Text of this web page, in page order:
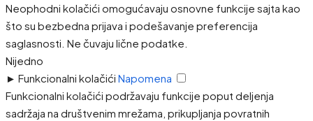
Neophodni kolačići omogućavaju osnovne funkcije sajta kao
što su bezbedna prijava i podešavanje preferencija
saglasnosti. Ne čuvaju lične podatke.
Nijedno
► Funkcionalni kolačići Napomena
Funkcionalni kolačići podržavaju funkcije poput deljenja
sadržaja na društvenim mrežama, prikupljanja povratnih